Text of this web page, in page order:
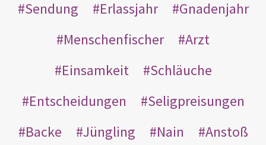
Sendung
Erlassjahr
Gnadenjahr
Menschenfischer
Arzt
Einsamkeit
Schläuche
Entscheidungen
Seligpreisungen
Backe
Jüngling Nain
Anstoß